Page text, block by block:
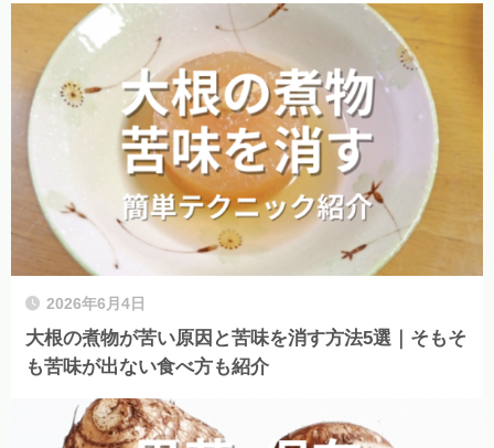
2026年6月4日
大根の煮物が苦い原因と苦味を消す方法5選｜そもそ
も苦味が出ない食べ方も紹介